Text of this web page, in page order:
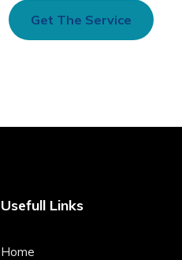
Get The Service
Usefull Links
Home